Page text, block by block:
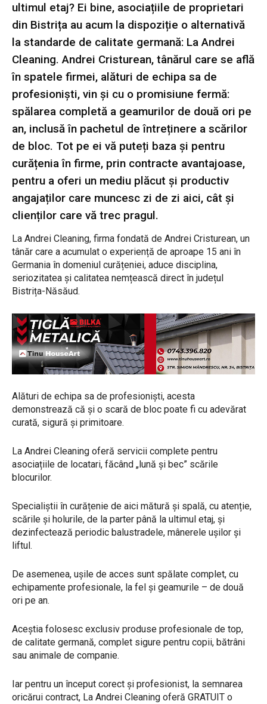
ultimul etaj? Ei bine, asociațiile de proprietari
din Bistrița au acum la dispoziție o alternativă
la standarde de calitate germană: La Andrei
Cleaning. Andrei Cristurean, tânărul care se află
în spatele firmei, alături de echipa sa de
profesioniști, vin și cu o promisiune fermă:
spălarea completă a geamurilor de două ori pe
an, inclusă în pachetul de întreținere a scărilor
de bloc. Tot pe ei vă puteți baza și pentru
curățenia în firme, prin contracte avantajoase,
pentru a oferi un mediu plăcut și productiv
angajaților care muncesc zi de zi aici, cât și
clienților care vă trec pragul.
La Andrei Cleaning, ​firma fondată de Andrei Cristurean, un
tânăr care a acumulat o experiență de aproape 15 ani în
Germania în domeniul curățeniei, aduce disciplina,
seriozitatea și calitatea nemțească direct în județul
Bistrița-Năsăud.
Alături de echipa sa de profesioniști, acesta
demonstrează că și o scară de bloc poate fi cu adevărat
curată, sigură și primitoare.
La Andrei Cleaning oferă servicii complete pentru
asociațiile de locatari, făcând „lună și bec” scările
blocurilor.
Specialiștii în curățenie de aici mătură și spală, cu atenție,
scările și holurile, de la parter până la ultimul etaj, și
dezinfectează periodic balustradele, mânerele ușilor și
liftul.
De asemenea, ușile de acces sunt spălate complet, cu
echipamente profesionale, la fel și geamurile – de două
ori pe an.
​Aceștia folosesc exclusiv produse profesionale de top,
de calitate germană, complet sigure pentru copii, bătrâni
sau animale de companie.
Iar pentru un început corect și profesionist, la semnarea
oricărui contract, La Andrei Cleaning oferă GRATUIT o